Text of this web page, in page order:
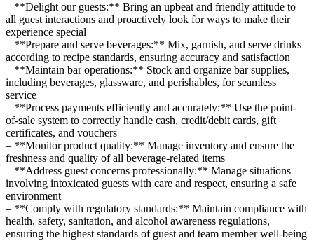
– **Delight our guests:** Bring an upbeat and friendly attitude to
all guest interactions and proactively look for ways to make their
experience special
– **Prepare and serve beverages:** Mix, garnish, and serve drinks
according to recipe standards, ensuring accuracy and satisfaction
– **Maintain bar operations:** Stock and organize bar supplies,
including beverages, glassware, and perishables, for seamless
service
– **Process payments efficiently and accurately:** Use the point-
of-sale system to correctly handle cash, credit/debit cards, gift
certificates, and vouchers
– **Monitor product quality:** Manage inventory and ensure the
freshness and quality of all beverage-related items
– **Address guest concerns professionally:** Manage situations
involving intoxicated guests with care and respect, ensuring a safe
environment
– **Comply with regulatory standards:** Maintain compliance with
health, safety, sanitation, and alcohol awareness regulations,
ensuring the highest standards of guest and team member well-being